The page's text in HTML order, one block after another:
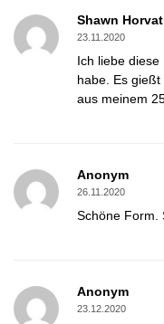
Shawn Horvat
23.11.2020
Ich liebe
habe. Es
aus meinem
Anonym
26.11.2020
Schöne Form.
Anonym
23.12.2020